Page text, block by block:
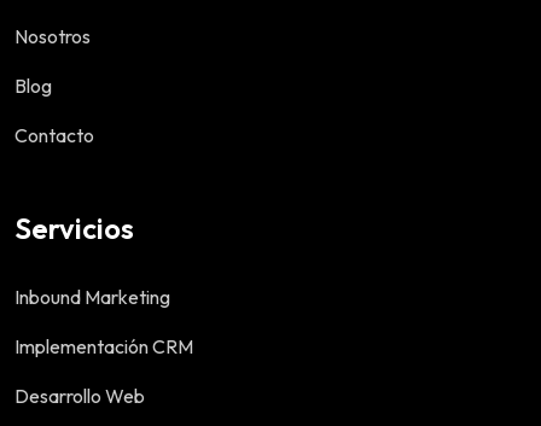
Nosotros
Blog
Contacto
Servicios
Inbound Marketing
Implementación CRM
Desarrollo Web